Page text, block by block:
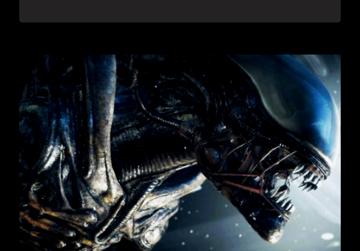
GIOCO
ALIEN
IN
ARRIVO
AI
TGA…
CON
KOJIMA
?